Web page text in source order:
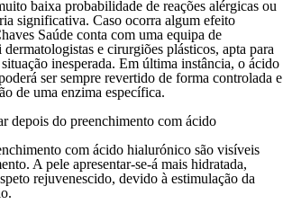
baixa probabilidade de reações alérgicas ou
significativa. Caso ocorra algum efeito
Saúde conta com uma equipa de
e cirurgiões plásticos, apta para
inesperada. Em última instância, o ácido
ser sempre revertido de forma controlada e
de uma enzima específica.
depois do preenchimento com ácido
com ácido hialurónico são visíveis
A pele apresentar-se-á mais hidratada,
rejuvenescido, devido à estimulação da